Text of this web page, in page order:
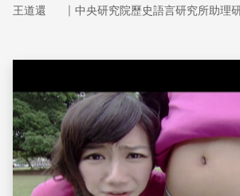
王道還 ｜ 中央研究院歷史語言研究所助理